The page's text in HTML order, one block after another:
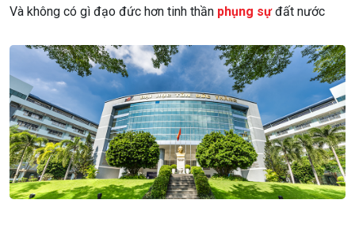
Và không có gì đạo đức hơn tinh thần phụng sựđất nước